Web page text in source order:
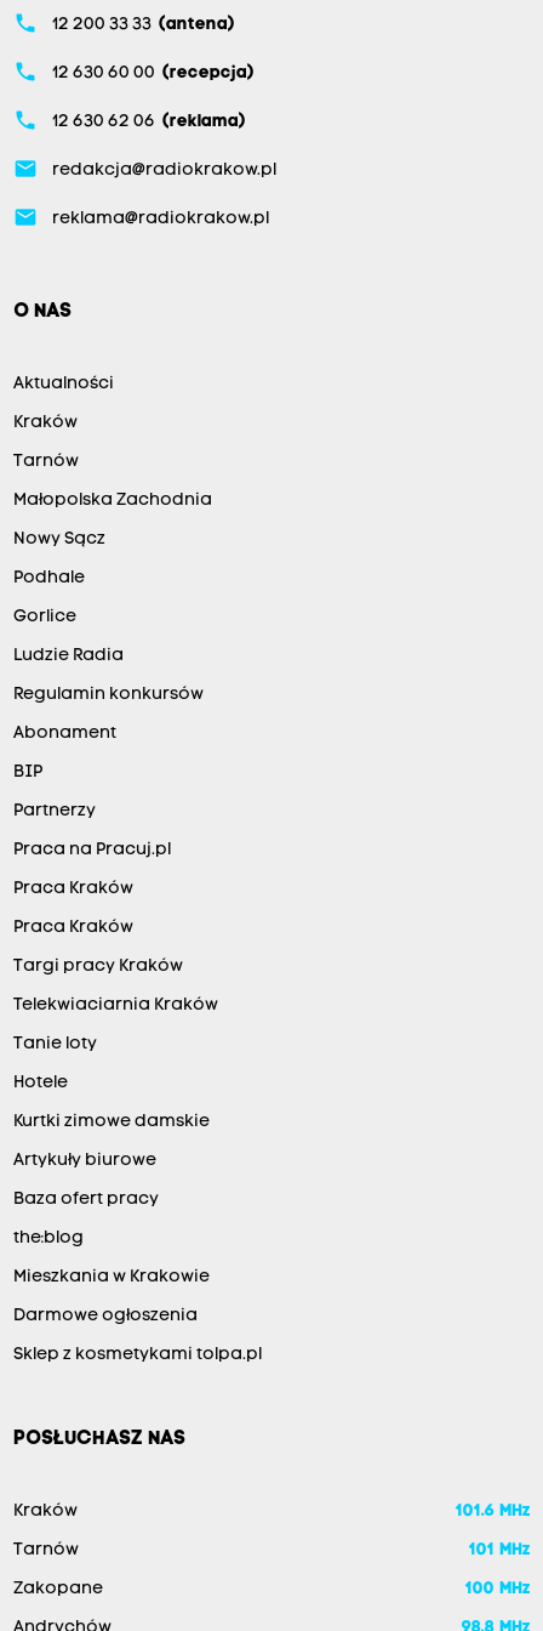
phone 12 200 33 33 (antena)
phone 12 630 60 00 (recepcja)
phone 12 630 62 06 (reklama)
email redakcja@radiokrakow.pl
email reklama@radiokrakow.pl
O NAS
Aktualności
Kraków
Tarnów
Małopolska Zachodnia
Nowy Sącz
Podhale
Gorlice
Ludzie Radia
Regulamin konkursów
Abonament
BIP
Partnerzy
Praca na Pracuj.pl
Praca Kraków
Praca Kraków
Targi pracy Kraków
Telekwiaciarnia Kraków
Tanie loty
Hotele
Kurtki zimowe damskie
Artykuły biurowe
Baza ofert pracy
the:blog
Mieszkania w Krakowie
Darmowe ogłoszenia
Sklep z kosmetykami tolpa.pl
POSŁUCHASZ NAS
Kraków 101.6 MHz
Tarnów 101 MHz
Zakopane 100 MHz